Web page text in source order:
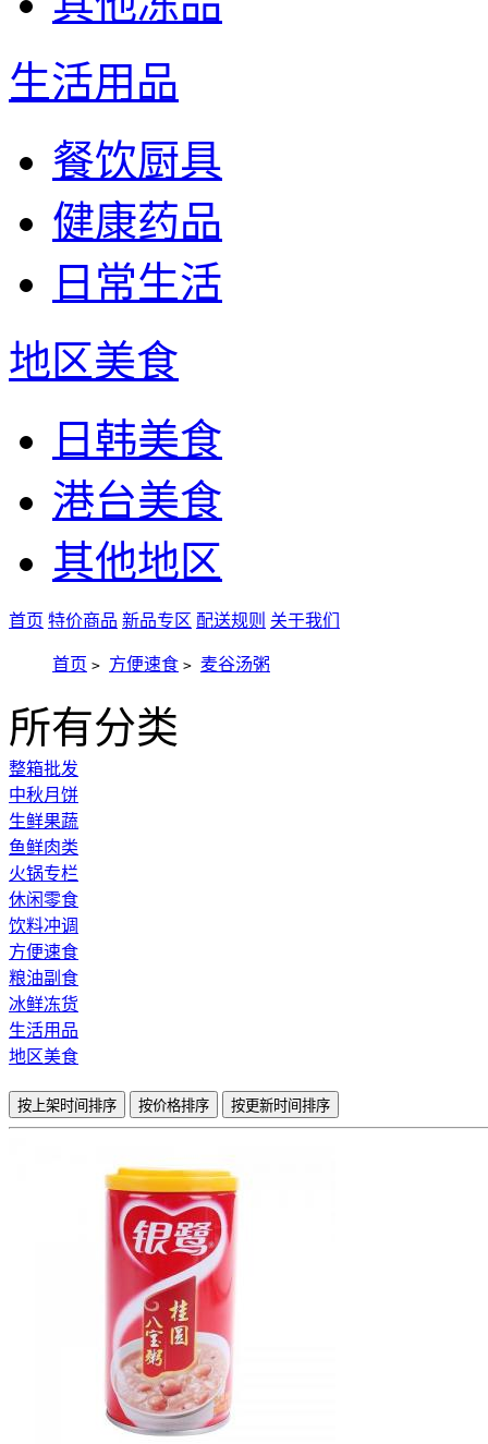
生活用品
餐饮厨具
健康药品
日常生活
地区美食
日韩美食
港台美食
其他地区
首页 特价商品 新品专区 配送规则 关于我们
首页 > 方便速食 > 麦谷汤粥
所有分类
整箱批发
中秋月饼
生鲜果蔬
鱼鲜肉类
火锅专栏
休闲零食
饮料冲调
方便速食
粮油副食
冰鲜冻货
生活用品
地区美食
按上架时间排序 按价格排序 按更新时间排序